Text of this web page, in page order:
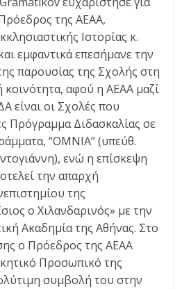
της ΑΕΑΑ,
Ιστορίας κ.
εμφαντικά επεσήμανε την
παρουσίας της Σχολής στη
κοινότητα, αφού η ΑΕΑΑ μαζί
είναι οι Σχολές που
Πρόγραμμα Διδασκαλίας σε
“OMNIA” (υπεύθ.
ενώ η επίσκεψη
την απαρχή
της
ο Χιλανδαρινός» με την
Ακαδημία της Αθήνας. Στο
ο Πρόεδρος της ΑΕΑΑ
Προσωπικό της
συμβολή του στην